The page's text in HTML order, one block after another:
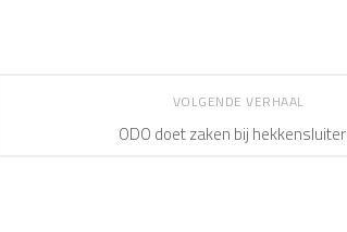
VOLGENDE VERHAAL
ODO doet zaken bij hekkensluiter